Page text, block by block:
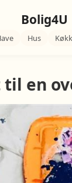
Bolig4U
Hus
en